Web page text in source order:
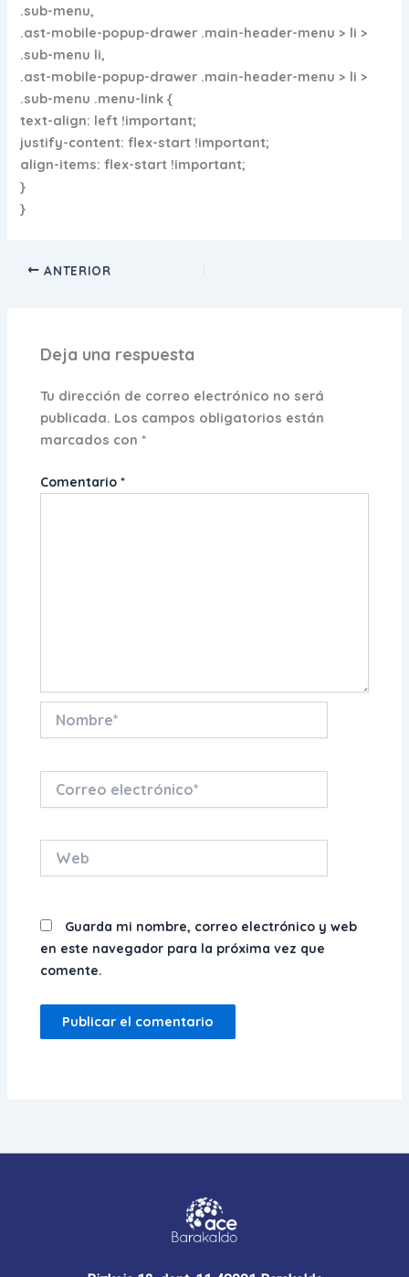
.sub-menu,
.ast-mobile-popup-drawer .main-header-menu > li >
.sub-menu li,
.ast-mobile-popup-drawer .main-header-menu > li >
.sub-menu .menu-link {
text-align: left !important;
justify-content: flex-start !important;
align-items: flex-start !important;
}
}
ANTERIOR
Deja una respuesta
Tu dirección de correo electrónico no será
publicada. Los campos obligatorios están
marcados con*
Comentario*
electrónico*
Guarda mi nombre, correo electrónico y web
en este navegador para la próxima vez que
comente.